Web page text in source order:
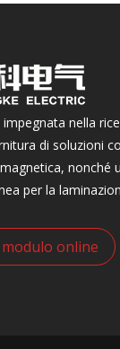
nella
di soluzioni
nonché
per la
online